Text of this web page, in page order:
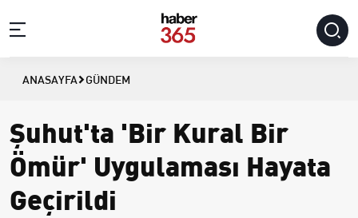
ANASAYFA GÜNDEM
Şuhut'ta 'Bir Kural Bir
Ömür' Uygulaması Hayata
Geçirildi